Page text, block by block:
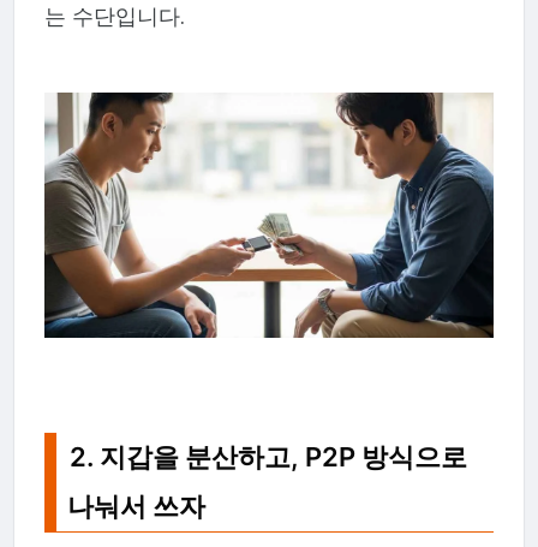
는 수단입니다.
2. 지갑을 분산하고, P2P 방식으로
나눠서 쓰자